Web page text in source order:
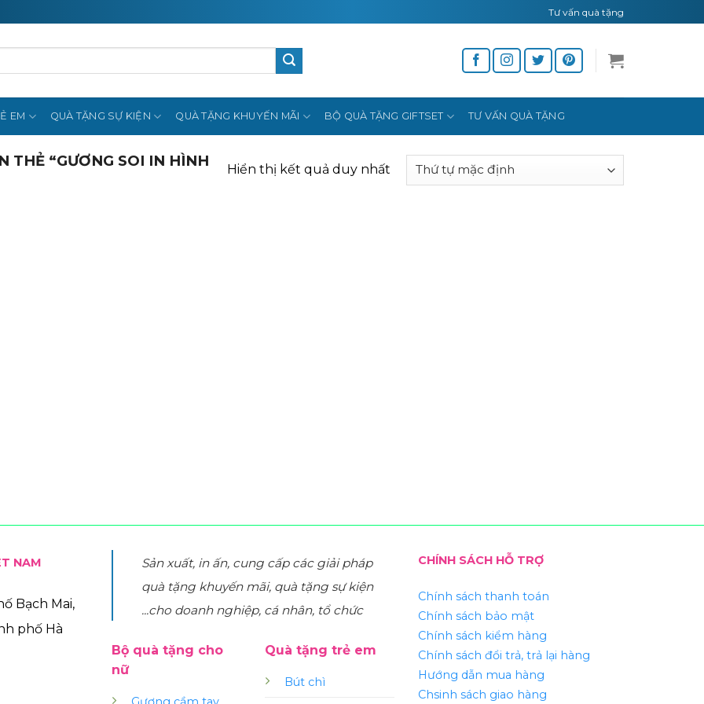
Tư vấn quà tặng
EM QUÀ TẶNG SỰ KIỆN QUÀ TẶNG KHUYẾN MÃI BỘ QUÀ TẶNG GIFTSET TƯ VẤN QUÀ TẶNG
THẺ “GƯƠNG SOI IN HÌNH
Hiển thị kết quả duy nhất
NAM
Bạch Mai,
phố Hà
Sản xuất, in ấn, cung cấp các giải pháp
quà tặng khuyến mãi, quà tặng sự kiện
...cho doanh nghiệp, cá nhân, tổ chức
Bộ quà tặng cho
nữ
Quà tặng trẻ em
Bút chì
CHÍNH SÁCH HỖ TRỢ
Chính sách thanh toán
Chính sách bảo mật
Chính sách kiểm hàng
Chính sách đổi trả, trả lại hàng
Hướng dẫn mua hàng
Chsinh sách giao hàng